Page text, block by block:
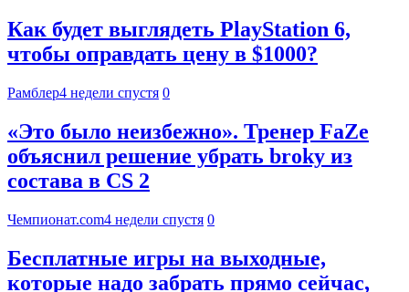
Как будет выглядеть PlayStation 6,
чтобы оправдать цену в $1000?
Рамблер4 недели спустя 0
«Это было неизбежно». Тренер FaZe
объяснил решение убрать broky из
состава в CS 2
Чемпионат.com4 недели спустя 0
Бесплатные игры на выходные,
которые надо забрать прямо сейчас,